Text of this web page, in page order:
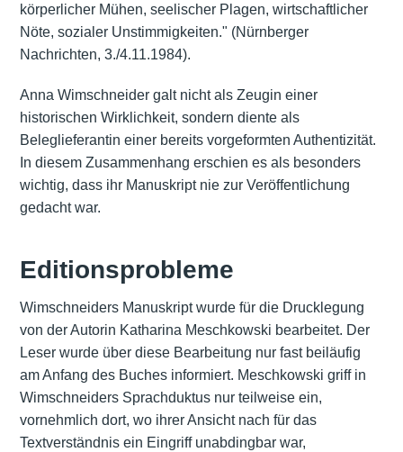
körperlicher Mühen, seelischer Plagen, wirtschaftlicher
Nöte, sozialer Unstimmigkeiten." (Nürnberger
Nachrichten, 3./4.11.1984).
Anna Wimschneider galt nicht als Zeugin einer
historischen Wirklichkeit, sondern diente als
Beleglieferantin einer bereits vorgeformten Authentizität.
In diesem Zusammenhang erschien es als besonders
wichtig, dass ihr Manuskript nie zur Veröffentlichung
gedacht war.
Editionsprobleme
Wimschneiders Manuskript wurde für die Drucklegung
von der Autorin Katharina Meschkowski bearbeitet. Der
Leser wurde über diese Bearbeitung nur fast beiläufig
am Anfang des Buches informiert. Meschkowski griff in
Wimschneiders Sprachduktus nur teilweise ein,
vornehmlich dort, wo ihrer Ansicht nach für das
Textverständnis ein Eingriff unabdingbar war,